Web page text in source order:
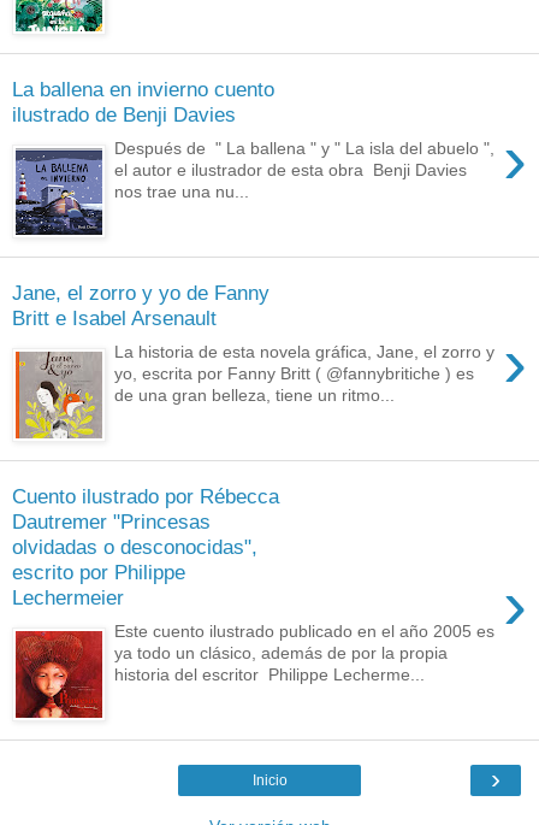
La ballena en invierno cuento
ilustrado de Benji Davies
›
Después de " La ballena " y " La isla del abuelo ",
el autor e ilustrador de esta obra Benji Davies
nos trae una nu...
Jane, el zorro y yo de Fanny
Britt e Isabel Arsenault
›
La historia de esta novela gráfica, Jane, el zorro y
yo, escrita por Fanny Britt ( @fannybritiche ) es
de una gran belleza, tiene un ritmo...
Cuento ilustrado por Rébecca
Dautremer "Princesas
olvidadas o desconocidas",
escrito por Philippe
Lechermeier
›
Este cuento ilustrado publicado en el año 2005 es
ya todo un clásico, además de por la propia
historia del escritor Philippe Lecherme...
›
Inicio